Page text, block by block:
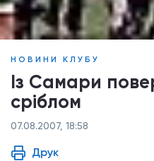
НОВИНИ КЛУБУ
Із Самари
сріблом
07.08.2007, 18:58
Друк